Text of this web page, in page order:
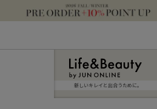
新しいキレイと出合うために。